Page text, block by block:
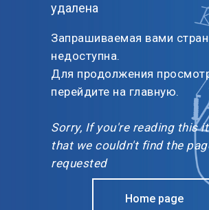
Запрашиваемая вами
недоступна.
Для продолжения
перейдите на главную.
Sorry, If you're reading this
that we couldn't find the
requested
Home page
удалена